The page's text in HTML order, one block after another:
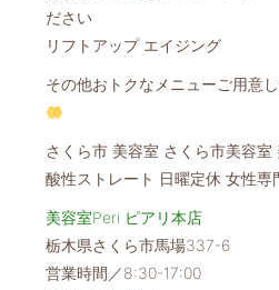
ださい
リフトアップ エイジング
その他おトクなメニューご用意
さくら市 美容室 さくら市美容
酸性ストレート 日曜定休 女性専
美容室Peri ピアリ本店
栃木県さくら市馬場337-6
営業時間／8:30-17:00